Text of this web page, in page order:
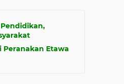
Peranakan Etawa